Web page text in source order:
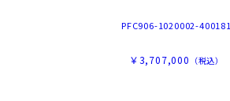
PFC906-1020002-400181
￥3,707,000 （税込）